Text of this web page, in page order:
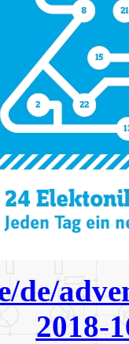
de/
2018-